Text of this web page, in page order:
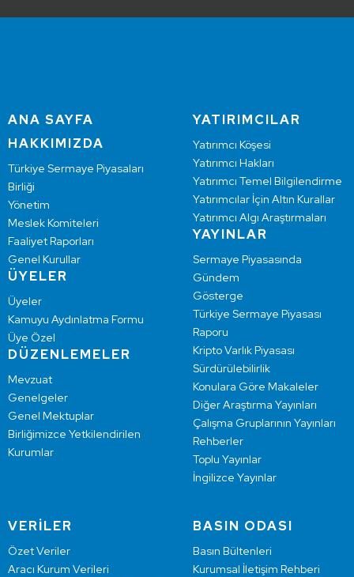
ANA SAYFA
HAKKIMIZDA
Türkiye Sermaye Piyasaları
Birliği
Yönetim
Meslek Komiteleri
Faaliyet Raporları
Genel Kurullar
ÜYELER
Üyeler
Kamuyu Aydınlatma Formu
Üye Özel
DÜZENLEMELER
Mevzuat
Genelgeler
Genel Mektuplar
Birliğimizce Yetkilendirilen
Kurumlar
YATIRIMCILAR
Yatırımcı Köşesi
Yatırımcı Hakları
Yatırımcı Temel Bilgilendirme
Yatırımcılar İçin Altın Kurallar
Yatırımcı Algı Araştırmaları
YAYINLAR
Sermaye Piyasasında
Gündem
Gösterge
Türkiye Sermaye Piyasası
Raporu
Kripto Varlık Piyasası
Sürdürülebilirlik
Konulara Göre Makaleler
Diğer Araştırma Yayınları
Çalışma Gruplarının Yayınları
Rehberler
Toplu Yayınlar
İngilizce Yayınlar
VERİLER
Özet Veriler
Aracı Kurum Verileri
BASIN ODASI
Basın Bültenleri
Kurumsal İletişim Rehberi